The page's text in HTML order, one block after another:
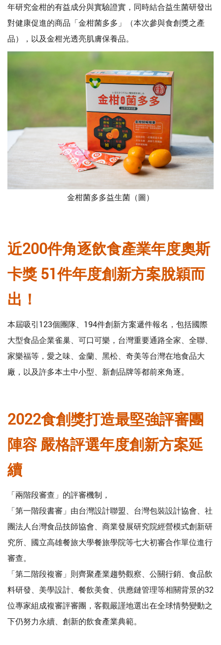
年研究金柑的有益成分與實驗證實，同時結合益生菌研發出
對健康促進的商品「金柑菌多多」（本次參與食創獎之產
品），以及金柑光透亮肌膚保養品。
金柑菌多多益生菌（圖）
近200件角逐飲食產業年度奧斯
卡獎 51件年度創新方案脫穎而
出！
本屆吸引123個團隊、194件創新方案遞件報名，包括國際
大型食品企業雀巢、可口可樂，台灣重要通路全家、全聯、
家樂福等，愛之味、金蘭、黑松、奇美等台灣在地食品大
廠，以及許多本土中小型、新創品牌等都前來角逐。
2022食創獎打造最堅強評審團
陣容 嚴格評選年度創新方案延
續
「兩階段審查」的評審機制，
「第一階段書審」由台灣設計聯盟、台灣包裝設計協會、社
團法人台灣食品技師協會、商業發展研究院經營模式創新研
究所、國立高雄餐旅大學餐旅學院等七大初審合作單位進行
審查。
「第二階段複審」則齊聚產業趨勢觀察、公關行銷、食品飲
料研發、美學設計、餐飲美食、供應鏈管理等相關背景的32
位專家組成複審評審團，客觀嚴謹地選出在全球情勢變動之
下仍努力永續、創新的飲食產業典範。